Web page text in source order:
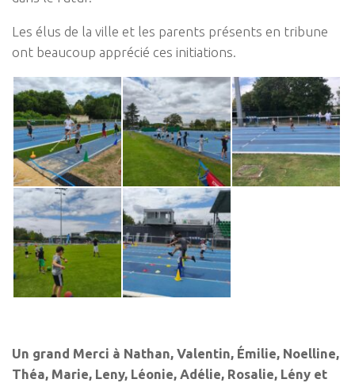
Les élus de la ville et les parents présents en tribune
ont beaucoup apprécié ces initiations.
Un grand Merci à Nathan, Valentin, Émilie, Noelline,
Théa, Marie, Leny, Léonie, Adélie, Rosalie, Lény et